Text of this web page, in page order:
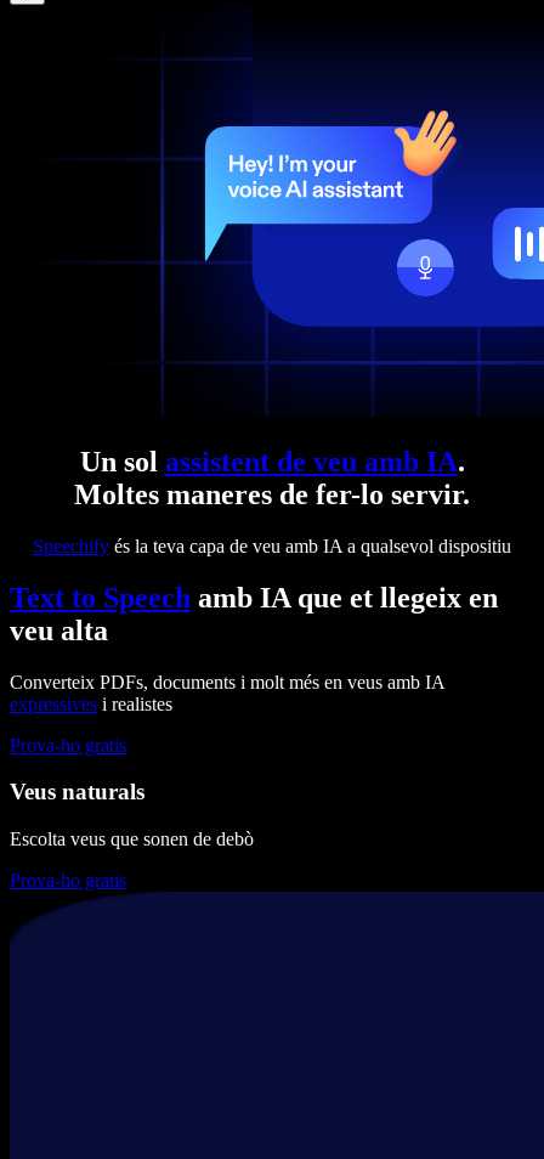
Un sol assistent de veu amb IA.
Moltes maneres de fer-lo servir.
Speechify és la teva capa de veu amb IA a qualsevol dispositiu
Text to Speech amb IA que et llegeix en
veu alta
Converteix PDFs, documents i molt més en veus amb IA
expressives i realistes
Prova-ho gratis
Veus naturals
Escolta veus que sonen de debò
Prova-ho gratis